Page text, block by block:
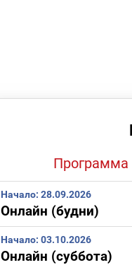
Программа
Начало: 28.09.2026
Онлайн (будни)
Начало: 03.10.2026
Онлайн (суббота)